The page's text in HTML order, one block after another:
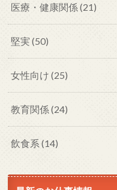
医療・健康関係(21)
堅実(50)
女性向け(25)
教育関係(24)
飲食系(14)